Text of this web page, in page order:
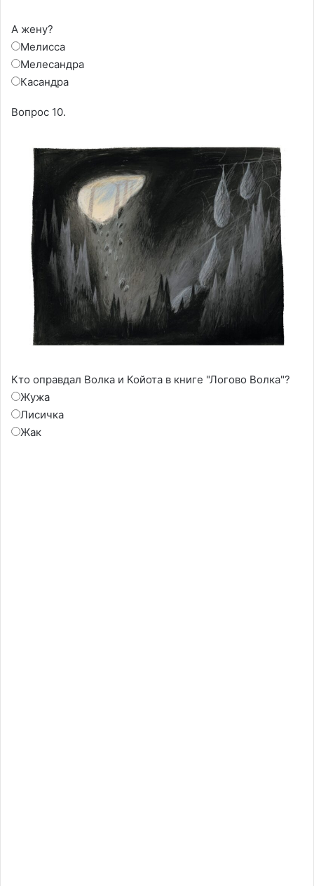
А жену?
Мелисса
Мелесандра
Касандра
Вопрос 10.
Кто оправдал Волка и Койота в книге "Логово Волка"?
Жужа
Лисичка
Жак